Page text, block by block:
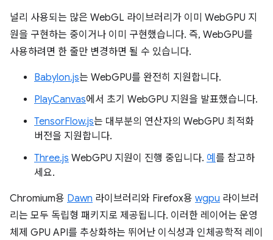
널리 사용되는 많은 WebGL 라이브러리가 이미 WebGPU 지
원을 구현하는 중이거나 이미 구현했습니다. 즉, WebGPU를
사용하려면 한 줄만 변경하면 될 수 있습니다.
Babylon.js는 WebGPU를 완전히 지원합니다.
PlayCanvas에서 초기 WebGPU 지원을 발표했습니다.
TensorFlow.js는 대부분의 연산자의 WebGPU 최적화
버전을 지원합니다.
Three.js WebGPU 지원이 진행 중입니다. 예 를 참고하
세요.
Chromium용 Dawn 라이브러리와 Firefox용 wgpu 라이브러
리는 모두 독립형 패키지로 제공됩니다. 이러한 레이어는 운영
체제 GPU API를 추상화하는 뛰어난 이식성과 인체공학적 레이